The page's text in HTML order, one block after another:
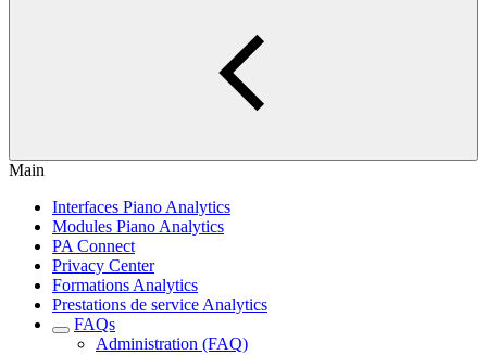
Main
Interfaces Piano Analytics
Modules Piano Analytics
PA Connect
Privacy Center
Formations Analytics
Prestations de service Analytics
FAQs
Administration (FAQ)